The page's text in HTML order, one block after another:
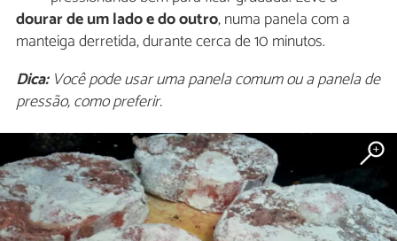
dourar de um lado e do outro, numa panela com a
manteiga derretida, durante cerca de 10 minutos.
Dica:Você pode usar uma panela comum ou a panela de
pressão, como preferir.